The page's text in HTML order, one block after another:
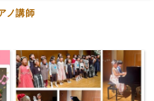
ノ講師